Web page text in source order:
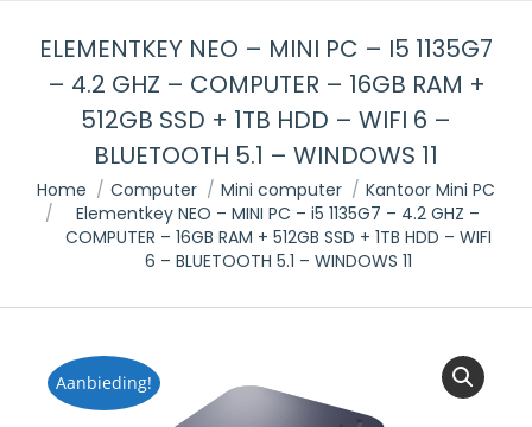
ELEMENTKEY NEO – MINI PC – I5 1135G7
– 4.2 GHZ – COMPUTER – 16GB RAM +
512GB SSD + 1TB HDD – WIFI 6 –
BLUETOOTH 5.1 – WINDOWS 11
Je bent hier:
Home Computer Mini computer
Kantoor Mini PC
Elementkey NEO – MINI PC – i5 1135G7 – 4.2 GHZ –
COMPUTER – 16GB RAM + 512GB SSD + 1TB HDD – WIFI
6 – BLUETOOTH 5.1 – WINDOWS 11
Aanbieding!